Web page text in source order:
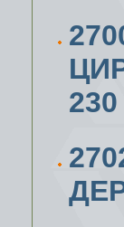
230